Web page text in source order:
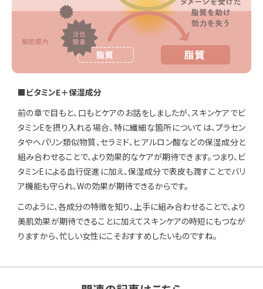
■ビタミンE＋保湿成分
前の章で目もと、口もとケアのお話をしましたが、スキンケアでビ
タミンEを摂り入れる場合、特に繊細な箇所については、プラセン
タやヘパリン類似物質、セラミド、ヒアルロン酸などの保湿成分と
組み合わせることで、より効果的なケアが期待できます。つまり、ビ
タミンEによる血行促進に加え、保湿成分で表皮も潤すことでバリ
ア機能も守られ、Wの効果が期待できるからです。
このように、各成分の特徴を知り、上手に組み合わせることで、より
美肌効果が期待できることに加えてスキンケアの時短にもつなが
りますから、忙しい女性にこそおすすめしたいものですね。